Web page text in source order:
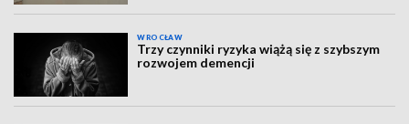
WROCŁAW
Trzy czynniki ryzyka wiążą się z szybszym
rozwojem demencji